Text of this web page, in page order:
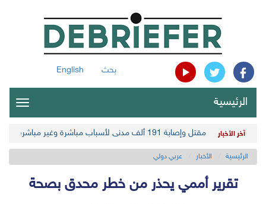
بحث English
الرئيسية
آخر الأخبار مقتل وإصابة 191 ألف مدني لأسباب مباشرة وغير مباشرة في أحدث حصيلة حوثية
الرئيسية الأخبار عربي دولي
تقرير أممي يحذر من خطر محدق بصحة